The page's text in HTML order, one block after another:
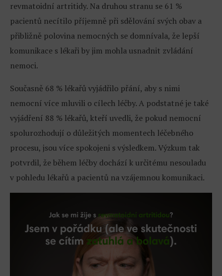
revmatoidní artritidy. Na druhou stranu se 61 %
pacientů necítilo příjemně při sdělování svých obav a
přibližně polovina nemocných se domnívala, že lepší
komunikace s lékaři by jim mohla usnadnit zvládání
nemoci.
Současně 68 % lékařů vyjádřilo přání, aby s nimi
nemocní více mluvili o cílech léčby. A podstatné je také
vyjádření 88 % lékařů, kteří uvedli, že pokud nemocní
spolurozhodují o důležitých momentech léčebného
procesu, jsou více spokojeni s výsledkem. Výzkum tak
potvrdil, že během léčby dochází k určitému nesouladu
v pohledu lékařů a pacientů na vzájemnou komunikaci.